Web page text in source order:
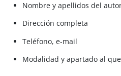
Nombre y apellidos del
Dirección completa
Teléfono, e-mail
Modalidad y apartado al